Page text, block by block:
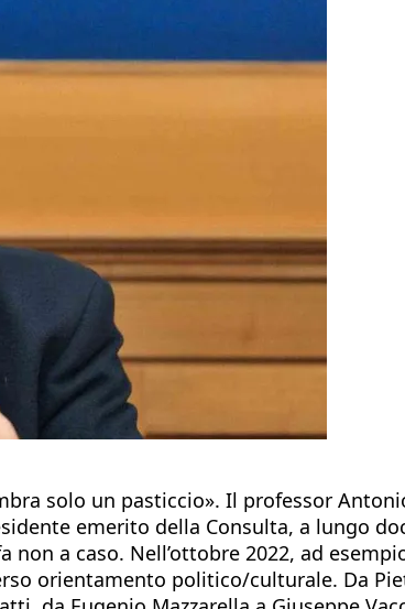
solo un pasticcio». Il professor
emerito della Consulta, a lungo
a caso. Nell’ottobre 2022, ad
orientamento politico/culturale. Da